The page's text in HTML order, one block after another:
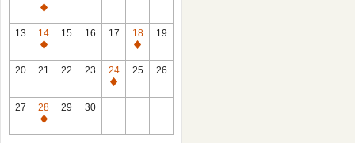
休
館
日
13
14
休
館
15 16 17
18
休
館
19
20 21 22 23
24
休
25 26
27
28
休
29 30